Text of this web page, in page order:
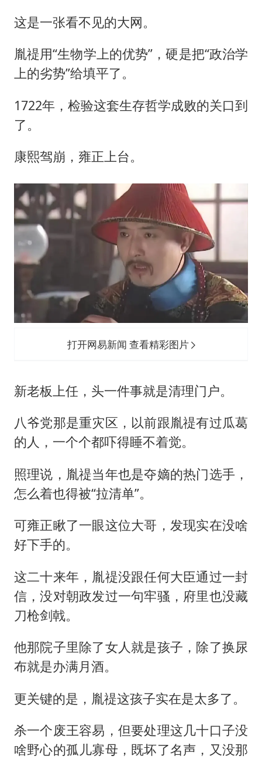
这是一张看不见的大网。
胤禔用“生物学上的优势”，硬是把“政治学
上的劣势”给填平了。
1722年，检验这套生存哲学成败的关口到
了。
康熙驾崩，雍正上台。
打开网易新闻 查看精彩图片
新老板上任，头一件事就是清理门户。
八爷党那是重灾区，以前跟胤禔有过瓜葛
的人，一个个都吓得睡不着觉。
照理说，胤禔当年也是夺嫡的热门选手，
怎么着也得被“拉清单”。
可雍正瞅了一眼这位大哥，发现实在没啥
好下手的。
这二十来年，胤禔没跟任何大臣通过一封
信，没对朝政发过一句牢骚，府里也没藏
刀枪剑戟。
他那院子里除了女人就是孩子，除了换尿
布就是办满月酒。
更关键的是，胤禔这孩子实在是太多了。
杀一个废王容易，但要处理这几十口子没
啥野心的孤儿寡母，既坏了名声，又没那